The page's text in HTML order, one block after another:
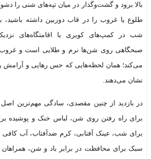
بالا برود و گشت‌وگذار در میان تپه‌های شنی را
طلوع یا غروب را در قاب دوربین داشته
شب در کمپ‌های کویری یا اقامتگاه‌های
صبحگاهی روی شن‌ها نرم و طلایی است و غروب،
می‌کند؛ همان لحظه‌هایی که حس رهایی و آرامش
نشان می‌دهند.
در بازدید از چنین مقصدی، سادگی مهم‌ترین
برای راه رفتن روی شن، لباس خنک و پوشیده
برای شب، عینک آفتابی، کرم ضدآفتاب، آب
سبک برای محافظت در برابر باد و شن،